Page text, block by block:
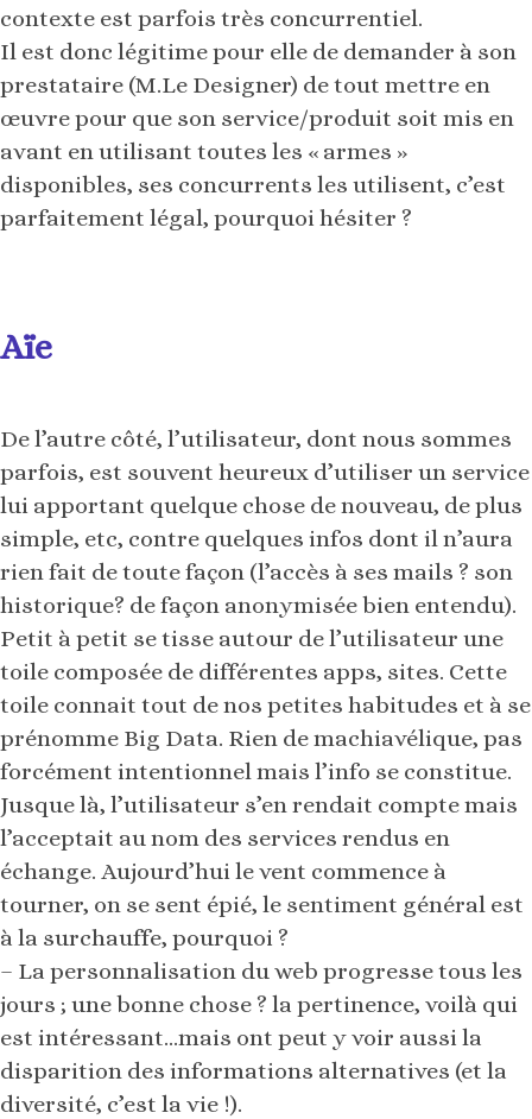
contexte est parfois très concurrentiel.
Il est donc légitime pour elle de demander à son
prestataire (M.Le Designer) de tout mettre en
œuvre pour que son service/produit soit mis en
avant en utilisant toutes les « armes »
disponibles, ses concurrents les utilisent, c’est
parfaitement légal, pourquoi hésiter ?
Aïe
De l’autre côté, l’utilisateur, dont nous sommes
parfois, est souvent heureux d’utiliser un service
lui apportant quelque chose de nouveau, de plus
simple, etc, contre quelques infos dont il n’aura
rien fait de toute façon (l’accès à ses mails ? son
historique? de façon anonymisée bien entendu).
Petit à petit se tisse autour de l’utilisateur une
toile composée de différentes apps, sites. Cette
toile connait tout de nos petites habitudes et à se
prénomme Big Data. Rien de machiavélique, pas
forcément intentionnel mais l’info se constitue.
Jusque là, l’utilisateur s’en rendait compte mais
l’acceptait au nom des services rendus en
échange. Aujourd’hui le vent commence à
tourner, on se sent épié, le sentiment général est
à la surchauffe, pourquoi ?
– La personnalisation du web progresse tous les
jours ; une bonne chose ? la pertinence, voilà qui
est intéressant…mais ont peut y voir aussi la
disparition des informations alternatives (et la
diversité, c’est la vie !).